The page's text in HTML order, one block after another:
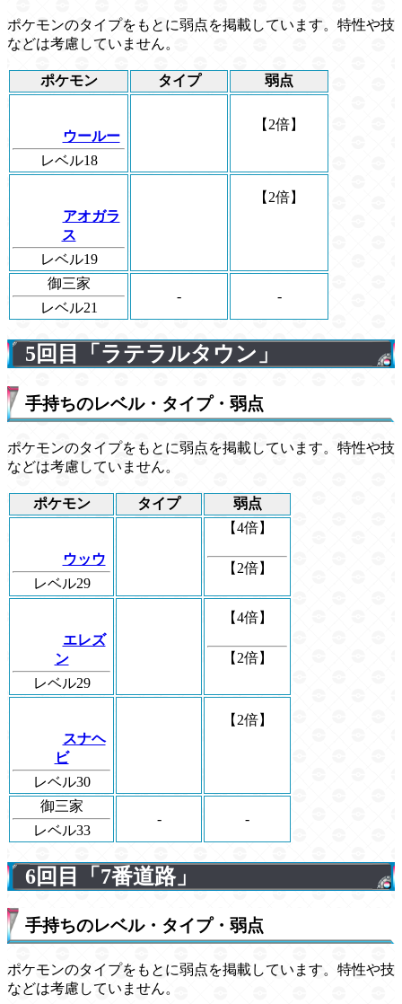
ポケモンのタイプをもとに弱点を掲載しています。特性や技
などは考慮していません。
ポケモン タイプ 弱点
ウールー
レベル18
【2倍】
アオガラ
ス
レベル19
【2倍】
御三家
レベル21
- -
5回目「ラテラルタウン」
手持ちのレベル・タイプ・弱点
ポケモンのタイプをもとに弱点を掲載しています。特性や技
などは考慮していません。
ポケモン タイプ 弱点
ウッウ
レベル29
【4倍】
【2倍】
エレズ
ン
レベル29
【4倍】
【2倍】
スナヘ
ビ
レベル30
【2倍】
御三家
レベル33
- -
6回目「7番道路」
手持ちのレベル・タイプ・弱点
ポケモンのタイプをもとに弱点を掲載しています。特性や技
などは考慮していません。